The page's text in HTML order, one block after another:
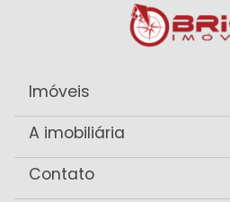
Imóveis
A imobiliária
Contato